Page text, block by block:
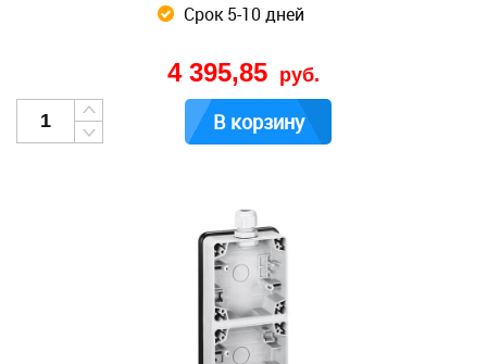
Срок 5-10 дней
4 395,85 руб.
В корзину